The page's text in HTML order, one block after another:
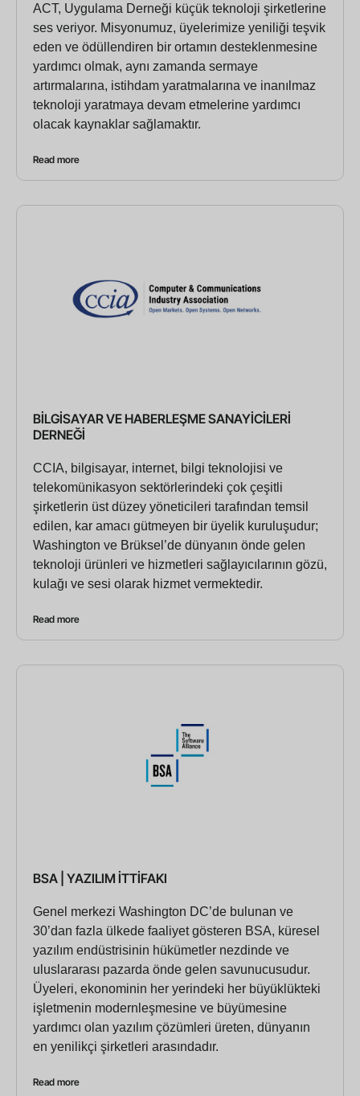
ACT, Uygulama Derneği küçük teknoloji şirketlerine
ses veriyor. Misyonumuz, üyelerimize yeniliği teşvik
eden ve ödüllendiren bir ortamın desteklenmesine
yardımcı olmak, aynı zamanda sermaye
artırmalarına, istihdam yaratmalarına ve inanılmaz
teknoloji yaratmaya devam etmelerine yardımcı
olacak kaynaklar sağlamaktır.
Read more
BİLGİSAYAR VE HABERLEŞME SANAYİCİLERİ
DERNEĞİ
CCIA, bilgisayar, internet, bilgi teknolojisi ve
telekomünikasyon sektörlerindeki çok çeşitli
şirketlerin üst düzey yöneticileri tarafından temsil
edilen, kar amacı gütmeyen bir üyelik kuruluşudur;
Washington ve Brüksel’de dünyanın önde gelen
teknoloji ürünleri ve hizmetleri sağlayıcılarının gözü,
kulağı ve sesi olarak hizmet vermektedir.
Read more
BSA | YAZILIM İTTİFAKI
Genel merkezi Washington DC’de bulunan ve
30’dan fazla ülkede faaliyet gösteren BSA, küresel
yazılım endüstrisinin hükümetler nezdinde ve
uluslararası pazarda önde gelen savunucusudur.
Üyeleri, ekonominin her yerindeki her büyüklükteki
işletmenin modernleşmesine ve büyümesine
yardımcı olan yazılım çözümleri üreten, dünyanın
en yenilikçi şirketleri arasındadır.
Read more